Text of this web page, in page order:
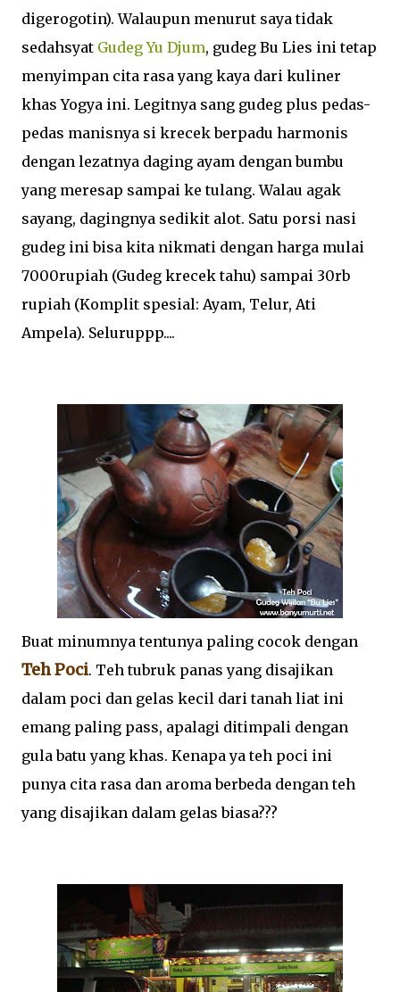
digerogotin). Walaupun menurut saya tidak
sedahsyat Gudeg Yu Djum, gudeg Bu Lies ini tetap
menyimpan cita rasa yang kaya dari kuliner
khas Yogya ini. Legitnya sang gudeg plus pedas-
pedas manisnya si krecek berpadu harmonis
dengan lezatnya daging ayam dengan bumbu
yang meresap sampai ke tulang. Walau agak
sayang, dagingnya sedikit alot. Satu porsi nasi
gudeg ini bisa kita nikmati dengan harga mulai
7000rupiah (Gudeg krecek tahu) sampai 30rb
rupiah (Komplit spesial: Ayam, Telur, Ati
Ampela). Seluruppp....
Buat minumnya tentunya paling cocok dengan
Teh Poci. Teh tubruk panas yang disajikan
dalam poci dan gelas kecil dari tanah liat ini
emang paling pass, apalagi ditimpali dengan
gula batu yang khas. Kenapa ya teh poci ini
punya cita rasa dan aroma berbeda dengan teh
yang disajikan dalam gelas biasa???